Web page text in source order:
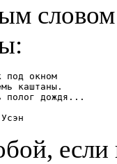
под окном
каштаны.
полог дождя...
если